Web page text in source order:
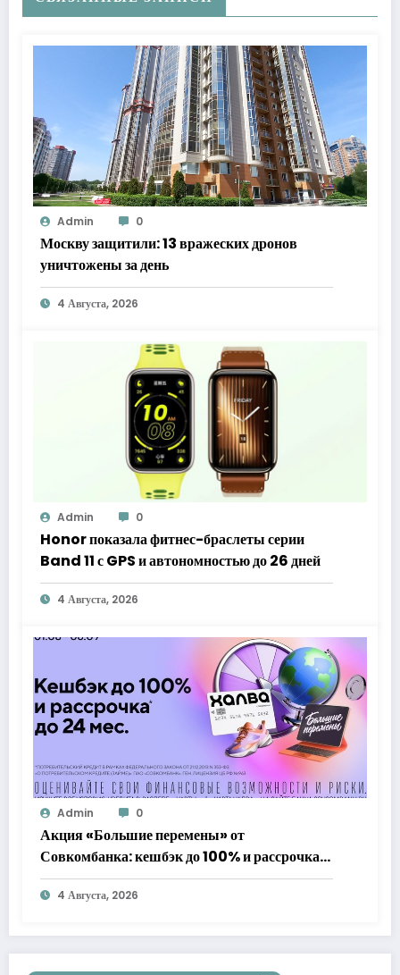
Admin 0
Москву защитили: 13 вражеских дронов
уничтожены за день
4 Августа, 2026
Admin 0
Honor показала фитнес-браслеты серии
Band 11 с GPS и автономностью до 26 дней
4 Августа, 2026
Admin 0
Акция «Большие перемены» от
Совкомбанка: кешбэк до 100% и рассрочка
до 24 месяцев с «Халвой»
4 Августа, 2026